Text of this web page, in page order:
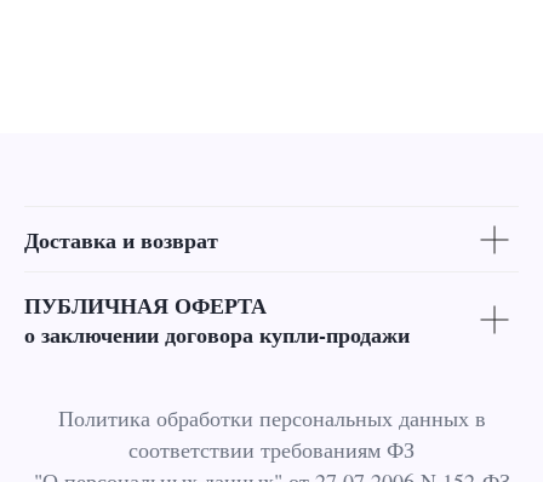
Доставка и возврат
ПУБЛИЧНАЯ ОФЕРТА
о заключении договора купли-продажи
Политика обработки персональных данных в
соответствии требованиям ФЗ